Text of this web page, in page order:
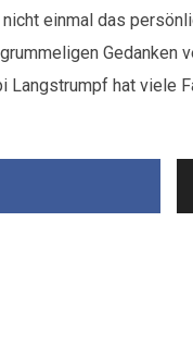
einmal das
Gedanken
hat viele